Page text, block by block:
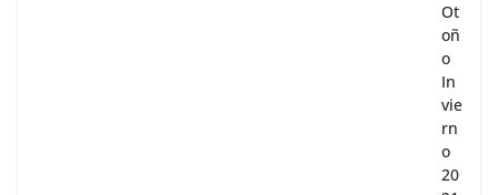
Ot
oñ
o
In
vie
rn
o
20